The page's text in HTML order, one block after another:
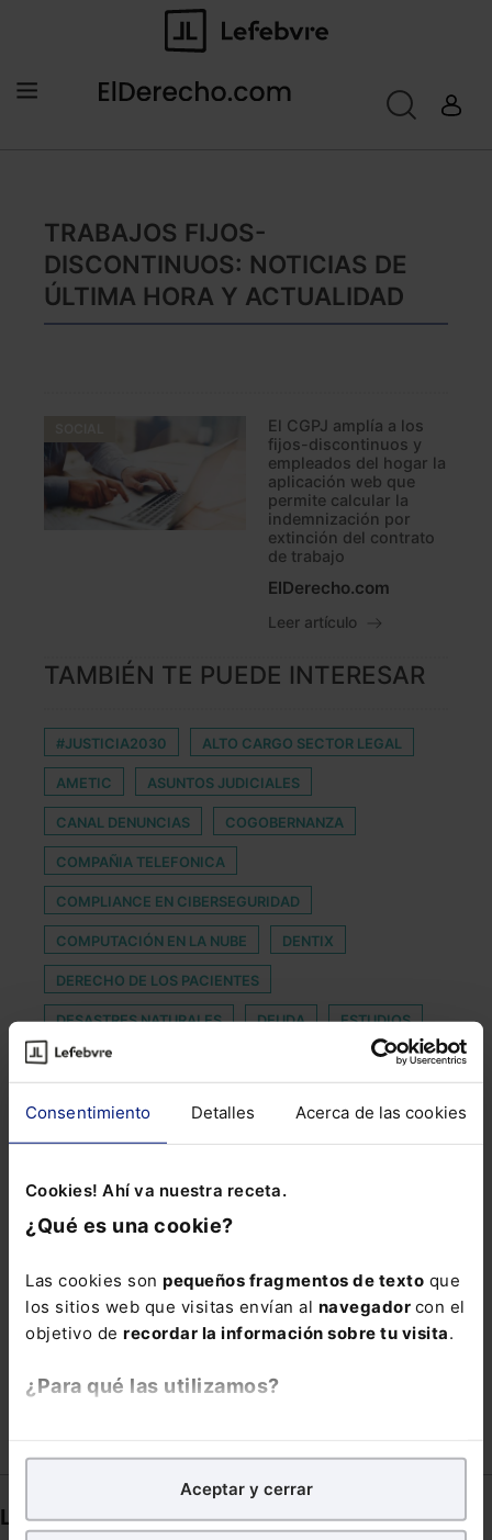
Consentimiento Detalles Acerca de las cookies
Cookies! Ahí va nuestra receta.
¿Qué es una cookie?
Las cookies son pequeños fragmentos de texto que
los sitios web que visitas envían al navegador con el
objetivo de recordar la información sobre tu visita.
¿Para qué las utilizamos?
analíticospara tratar demejorar tu experienciaen
nuestra página web. También con fines publicitarios,
para poder mostrarte publicidad y contenidos de tu
Aceptar y cerrar
TRABAJOS FIJOS-
DISCONTINUOS: NOTICIAS DE
ÚLTIMA HORA Y ACTUALIDAD
El CGPJ amplía a los
fijos-discontinuos y
empleados del hogar la
aplicación web que
permite calcular la
indemnización por
extinción del contrato
de trabajo
ElDerecho.com
Leer artículo
TAMBIÉN TE PUEDE INTERESAR
#JUSTICIA2030 ALTO CARGO SECTOR LEGAL
AMETIC ASUNTOS JUDICIALES
CANAL DENUNCIAS COGOBERNANZA
COMPAÑIA TELEFONICA
COMPLIANCE EN CIBERSEGURIDAD
COMPUTACIÓN EN LA NUBE DENTIX
DERECHO DE LOS PACIENTES
DESASTRES NATURALES DEUDA ESTUDIOS
EXPOSITORES
HIPERCONEXIÓN LABORAL
RESPALDO RESPONSABILIDAD RIA
TECNOLOGICAS USUARIOS ESPAÑOLES
Links directos